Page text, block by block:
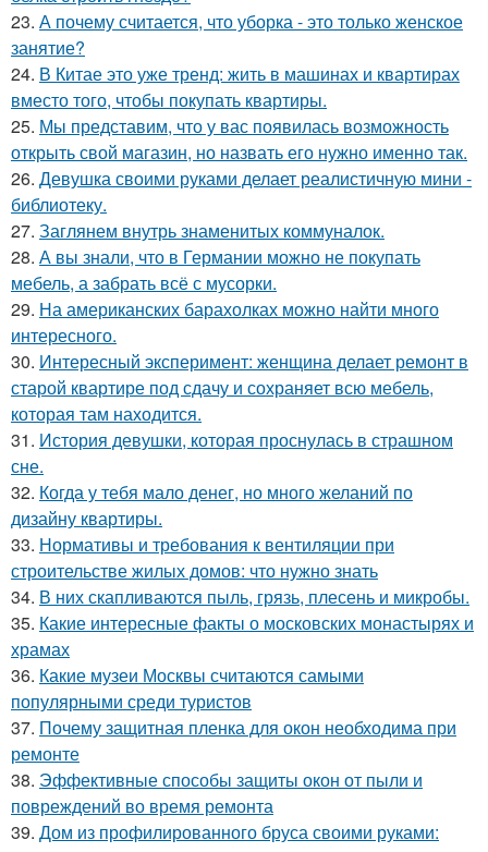
23. А почему считается, что уборка - это только женское
занятие?
24. В Китае это уже тренд: жить в машинах и квартирах
вместо того, чтобы покупать квартиры.
25. Мы представим, что у вас появилась возможность
открыть свой магазин, но назвать его нужно именно так.
26. Девушка своими руками делает реалистичную мини -
библиотеку.
27. Заглянем внутрь знаменитых коммуналок.
28. А вы знали, что в Германии можно не покупать
мебель, а забрать всё с мусорки.
29. На американских барахолках можно найти много
интересного.
30. Интересный эксперимент: женщина делает ремонт в
старой квартире под сдачу и сохраняет всю мебель,
которая там находится.
31. История девушки, которая проснулась в страшном
сне.
32. Когда у тебя мало денег, но много желаний по
дизайну квартиры.
33. Нормативы и требования к вентиляции при
строительстве жилых домов: что нужно знать
34. В них скапливаются пыль, грязь, плесень и микробы.
35. Какие интересные факты о московских монастырях и
храмах
36. Какие музеи Москвы считаются самыми
популярными среди туристов
37. Почему защитная пленка для окон необходима при
ремонте
38. Эффективные способы защиты окон от пыли и
повреждений во время ремонта
39. Дом из профилированного бруса своими руками: